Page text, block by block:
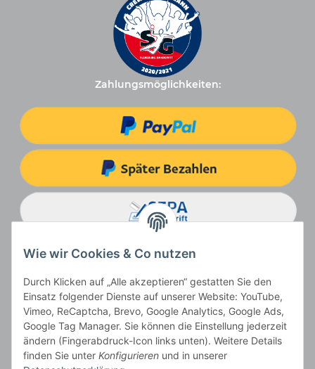
Zahlungsmöglichkeiten:
Vertrag widerrufen
Wie wir Cookies & Co nutzen
Durch Klicken auf „Alle akzeptieren“ gestatten Sie den
Einsatz folgender Dienste auf unserer Website: YouTube,
Vimeo, ReCaptcha, Brevo, Google Analytics, Google Ads,
Google Tag Manager. Sie können die Einstellung jederzeit
ändern (Fingerabdruck-Icon links unten). Weitere Details
finden Sie unter Konfigurieren und in unserer